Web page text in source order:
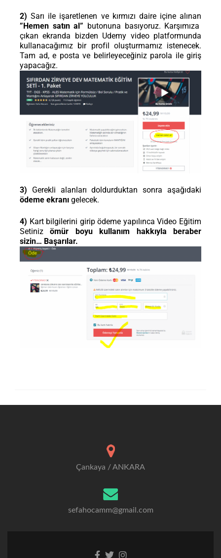
2) Sarı ile işaretlenen ve kırmızı daire içine alınan
”Hemen satın al” butonuna basıyoruz. Karşımıza
çıkan ekranda bizden Udemy video platformunda
kullanacağımız bir profil oluşturmamız istenecek.
Tam ad, e posta ve belirleyeceğiniz parola ile giriş
yapacağız.
3) Gerekli alanları doldurduktan sonra aşağıdaki
ödeme ekranı gelecek.
4) Kart bilgilerini girip ödeme yapılınca Video Eğitim
Setinizömür boyu kullanım hakkıyla beraber
sizin… Başarılar.
Çankaya / ANKARA
sefahocamm@gmail.com
Facebook
TwitterInstagram